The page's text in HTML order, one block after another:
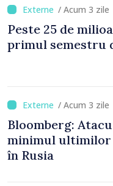
/ Acum 3 zile
Peste 25 de
primul semestru
/ Acum 3 zile
Bloomberg:
minimul ultimilor
în Rusia